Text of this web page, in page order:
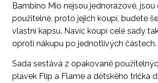
Bambino Mio nejsou jednorázové,
použitelné, proto jejich koupí, budete
vlastní kapsu. Navíc koupí celé sady
oproti nákupu po jednotlivých částech.
Sada sestává z opakovaně
plavek Flip a Flame a dětského trička